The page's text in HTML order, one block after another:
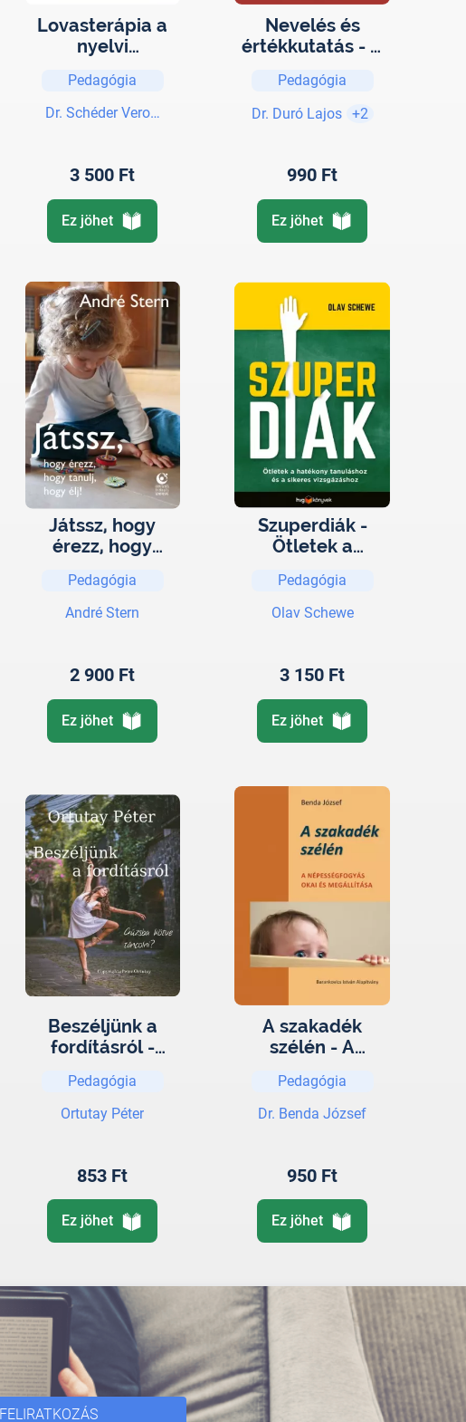
Lovasterápia a
nyelvi
Pedagógia
Dr. Schéder Veronika
3 500 Ft
Ez jöhet
Nevelés és
értékkutatás - A
gyakorlat
pszichológiája
Pedagógia
Dr. Duró Lajos +2
990 Ft
Ez jöhet
Játssz, hogy
érezz, hogy
Pedagógia
André Stern
2 900 Ft
Ez jöhet
Szuperdiák -
Ötletek a
tanuláshoz és a
sikeres
Pedagógia
Olav Schewe
3 150 Ft
Ez jöhet
Beszéljünk a
fordításról -
táncolni?
Pedagógia
Ortutay Péter
853 Ft
Ez jöhet
A szakadék
szélén - A
okai és
megállítása
Pedagógia
Dr. Benda József
950 Ft
Ez jöhet
FELIRATKOZÁS